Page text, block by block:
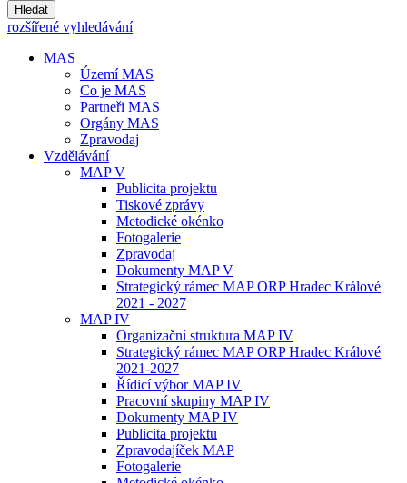
Hledat
rozšířené vyhledávání
MAS
Území MAS
Co je MAS
Partneři MAS
Orgány MAS
Zpravodaj
Vzdělávání
MAP V
Publicita projektu
Tiskové zprávy
Metodické okénko
Fotogalerie
Zpravodaj
Dokumenty MAP V
Strategický rámec MAP ORP Hradec Králové
2021 - 2027
MAP IV
Organizační struktura MAP IV
Strategický rámec MAP ORP Hradec Králové
2021-2027
Řídicí výbor MAP IV
Pracovní skupiny MAP IV
Dokumenty MAP IV
Publicita projektu
Zpravodajíček MAP
Fotogalerie